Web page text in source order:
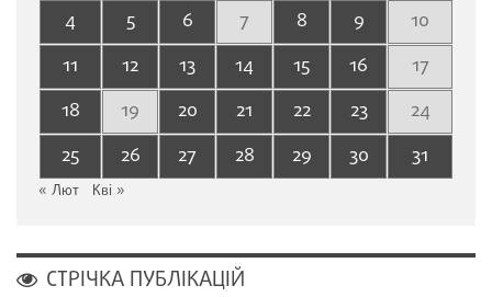
4
5 6 7 8 9
10
11
12 13 14 15 16
17
18
19 20 21 22 23
24
25
26 27 28 29 30 31
« Лют Кві »
СТРІЧКА ПУБЛІКАЦІЙ